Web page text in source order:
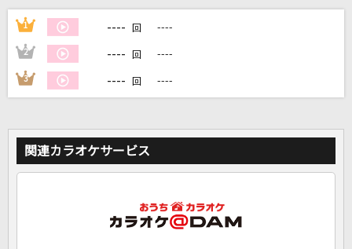
DAMに会員登録・ログインして
カラオケをもっと楽しもう！
1 ---- 回 ----
2 ---- 回 ----
3 ---- 回 ----
関連カラオケサービス